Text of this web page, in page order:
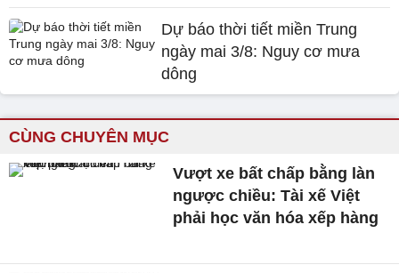
Dự báo thời tiết miền Trung
ngày mai 3/8: Nguy cơ mưa
dông
CÙNG CHUYÊN MỤC
Vượt xe bất chấp bằng làn
ngược chiều: Tài xế Việt
phải học văn hóa xếp hàng